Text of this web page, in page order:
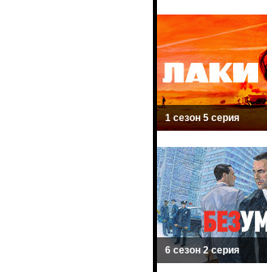
1 сезон 5 серия
6 сезон 2 серия